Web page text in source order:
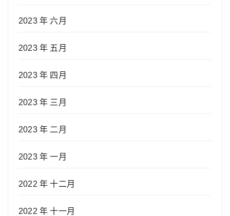
2023 年 六月
2023 年 五月
2023 年 四月
2023 年 三月
2023 年 二月
2023 年 一月
2022 年 十二月
2022 年 十一月